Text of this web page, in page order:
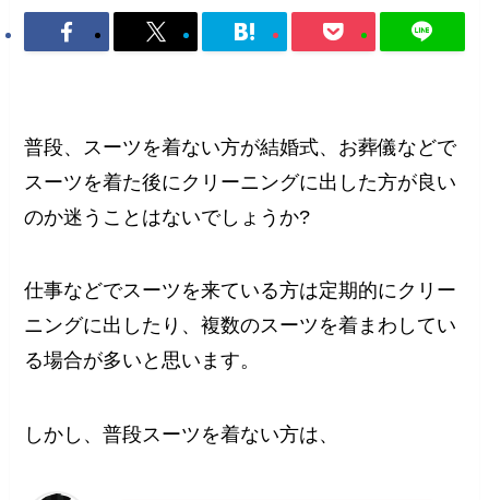
普段、スーツを着ない方が結婚式、お葬儀などで
スーツを着た後にクリーニングに出した方が良い
のか迷うことはないでしょうか?
仕事などでスーツを来ている方は定期的にクリー
ニングに出したり、複数のスーツを着まわしてい
る場合が多いと思います。
しかし、普段スーツを着ない方は、